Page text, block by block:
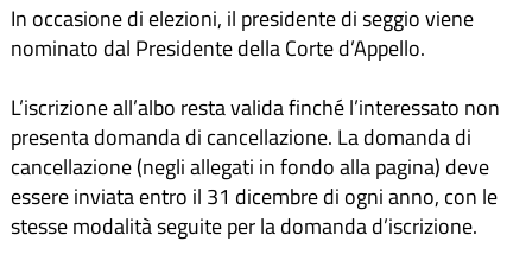
In occasione di elezioni, il presidente di seggio viene
nominato dal Presidente della Corte d’Appello.
L’iscrizione all’albo resta valida finché l’interessato non
presenta domanda di cancellazione. La domanda di
cancellazione (negli allegati in fondo alla pagina) deve
essere inviata entro il 31 dicembre di ogni anno, con le
stesse modalità seguite per la domanda d’iscrizione.